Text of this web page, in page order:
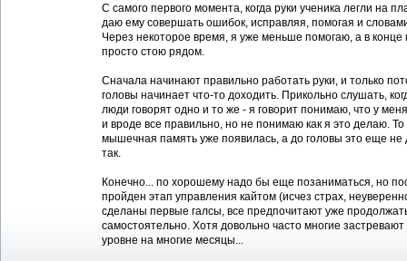
С самого первого момента, когда руки ученика легли на
даю ему совершать ошибок, исправляя, помогая и
Через некоторое время, я уже меньше помогаю, а в конце
просто стою рядом.
Сначала начинают правильно работать руки, и только
головы начинает что-то доходить. Прикольно слушать,
люди говорят одно и то же - я говорит понимаю, что у
и вроде все правильно, но не понимаю как я это делаю. То
мышечная память уже появилась, а до головы это еще
так.
Конечно... по хорошему надо бы еще позаниматься, но
пройден этап управления кайтом (исчез страх,
сделаны первые галсы, все предпочитают уже
самостоятельно. Хотя довольно часто многие
уровне на многие месяцы...